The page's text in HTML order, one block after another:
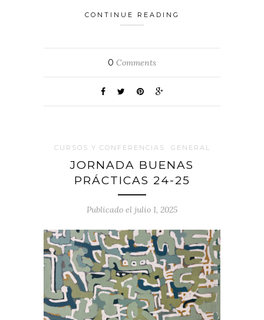
CONTINUE READING
0 Comments
CURSOS Y CONFERENCIAS GENERAL
JORNADA BUENAS
PRÁCTICAS 24-25
Publicado el julio 1, 2025